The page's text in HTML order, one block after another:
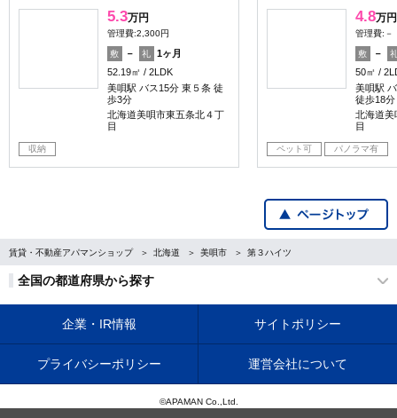
5.3万円
管理費:2,300円
敷 － 礼
1ヶ月
52.19㎡
2LDK
美唄駅 バス15分 東５条 徒
歩3分
北海道美唄市東五条北４丁
目
収納
4.8万円
管理費:－
敷 －
50㎡
美唄駅
徒歩18分
北海道美
目
ペット可 パノラマ有
賃貸・不動産アパマンショップ 北海道 美唄市 第３ハイツ
全国の都道府県から探す
企業・IR情報 サイトポリシー
プライバシーポリシー 運営会社について
©APAMAN Co.,Ltd.